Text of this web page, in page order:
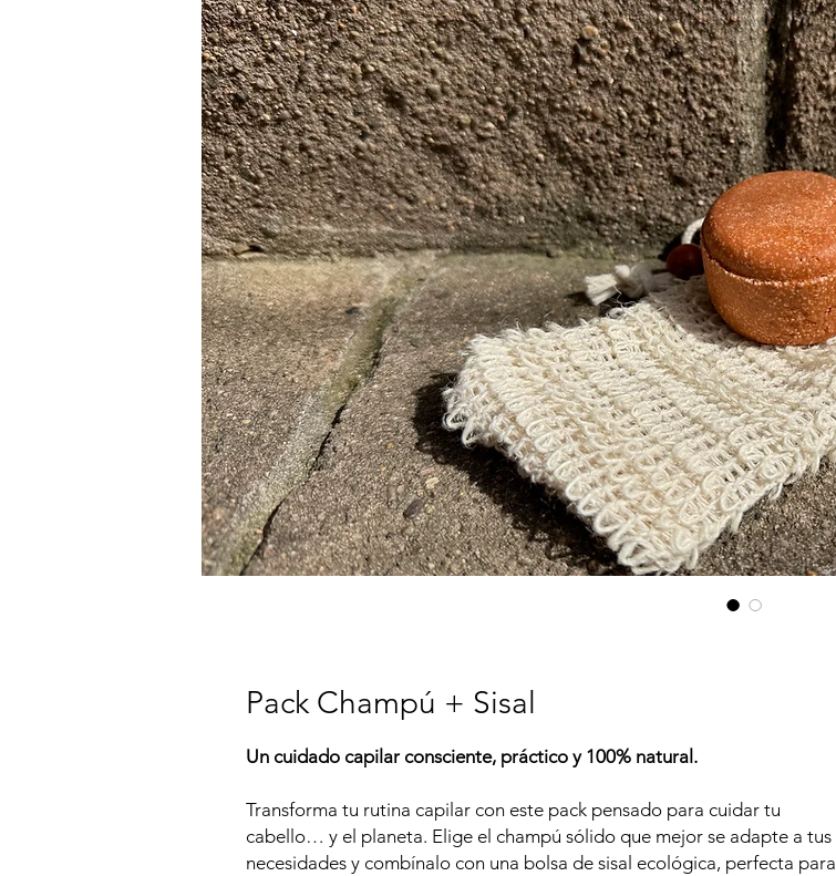
Pack Champú + Sisal
Un cuidado capilar consciente, práctico y 100% natural.
Transforma tu rutina capilar con este pack pensado para cuidar tu
cabello… y el planeta. Elige el champú sólido que mejor se adapte a tus
necesidades y combínalo con una bolsa de sisal ecológica, perfecta para